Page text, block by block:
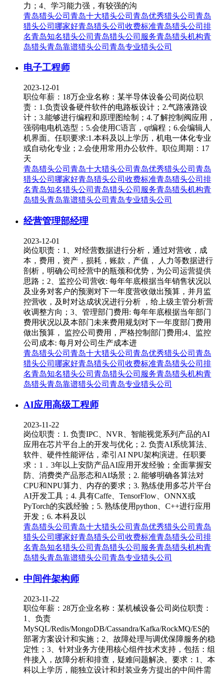
力；4、学习能力强，有较强的沟
青岛猎头公司 青岛十大猎头公司 青岛优秀猎头公司 青岛
猎头公司哪家好青岛猎头公司收费标准青岛猎头公司排
名青岛知名猎头公司 青岛猎头公司服务青岛猎头机构青
岛猎头青岛靠谱猎头公司 青岛专业猎头公司
电子工程师
2023-12-01
职位年薪：18万企业名称：某半导体设备公司岗位职
责：1.负责设备硬件软件的电路板设计；2.气路液路设
计；3.能够进行编程和原理图绘制；4.了解控制阀应用，
强弱电电机选型；5.会使用C语言，qt编程；6.会编辑人
机界面。任职要求:1.本科及以上学历，机电一体化专业
或自动化专业；2.会使用常用办公软件。职位周期：17
天
青岛猎头公司 青岛十大猎头公司 青岛优秀猎头公司 青岛
猎头公司哪家好青岛猎头公司收费标准青岛猎头公司排
名青岛知名猎头公司 青岛猎头公司服务青岛猎头机构青
岛猎头青岛靠谱猎头公司 青岛专业猎头公司
经营管理部经理
2023-12-01
岗位职责：1、对经营数据进行分析，通过对营收，成
本，费用，资产，损耗，账款，产值， 人力等数据进行
剖析，明确公司经营中的瓶颈和优势，为公司运营提供
思路；2、监控公司营收: 每年年底根据当年销售状况以
及业务对客户的预测对下一年度营收做出预算，并月监
控营收，及时对达成状况进行分析 ，给上级主管分析营
收调整方向；3、管理部门费用: 每年年底根据当年部门
费用状况以及本部门未来费用规划对下一年度部门费用
做出预算， 监控公司费用，严格控制部门费用;4、监控
公司成本: 每月对公司生产成本进
青岛猎头公司 青岛十大猎头公司 青岛优秀猎头公司 青岛
猎头公司哪家好青岛猎头公司收费标准青岛猎头公司排
名青岛知名猎头公司 青岛猎头公司服务青岛猎头机构青
岛猎头青岛靠谱猎头公司 青岛专业猎头公司
AI应用高级工程师
2023-11-22
岗位职责：1. 负责IPC、NVR、智能视觉系列产品的AI
应用在芯片平台上的开发与优化；2. 负责AI系统算法、
软件、硬件性能评估，牵引AI NPU架构演进。任职要
求：1．3年以上安防产品AI应用开发经验；全面掌握安
防、消费类产品形态和AI场景；2. 能够明确各算法对
CPU和NPU算力、内存的要求；3. 熟练使用多芯片平台
AI开发工具；4. 具有Caffe、TensorFlow、ONNX或
PyTorch的实践经验；5. 熟练使用python、C++进行应用
开发；6. 本科及以
青岛猎头公司 青岛十大猎头公司 青岛优秀猎头公司 青岛
猎头公司哪家好青岛猎头公司收费标准青岛猎头公司排
名青岛知名猎头公司 青岛猎头公司服务青岛猎头机构青
岛猎头青岛靠谱猎头公司 青岛专业猎头公司
中间件架构师
2023-11-22
职位年薪：28万企业名称：某机械设备公司岗位职责：
1、负责
MySQL/Redis/MongoDB/Cassandra/Kafka/RockMQ/ES的
部署方案设计和实施；2、故障处理与调优保障服务的稳
定性；3、针对业务方使用核心组件技术支持，包括：组
件接入，故障分析和排查，疑难问题解决。要求：1、本
科以上学历，能独立设计和封装业务方提出的中间件需